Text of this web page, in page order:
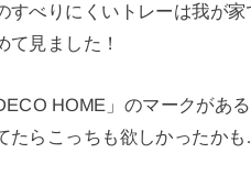
すべりにくいトレーは我が
て見ました！
HOME」のマークがあ
たらこっちも欲しかったかも